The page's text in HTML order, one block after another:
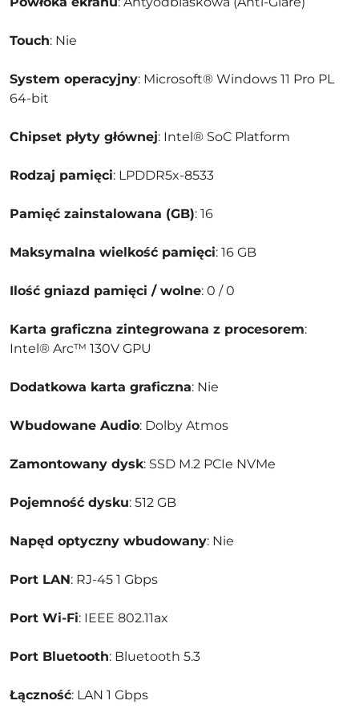
Touch: Nie
System operacyjny: Microsoft® Windows 11 Pro PL
64-bit
Chipset płyty głównej: Intel® SoC Platform
Rodzaj pamięci: LPDDR5x-8533
Pamięć zainstalowana (GB): 16
Maksymalna wielkość pamięci: 16 GB
Ilość gniazd pamięci / wolne: 0 / 0
Karta graficzna zintegrowana z procesorem:
Intel® Arc™ 130V GPU
Dodatkowa karta graficzna: Nie
Wbudowane Audio: Dolby Atmos
Zamontowany dysk: SSD M.2 PCIe NVMe
Pojemność dysku: 512 GB
Napęd optyczny wbudowany: Nie
Port LAN: RJ-45 1 Gbps
Port Wi-Fi: IEEE 802.11ax
Port Bluetooth: Bluetooth 5.3
Łączność: LAN 1 Gbps